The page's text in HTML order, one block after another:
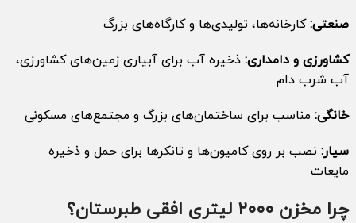
صنعتی:کارخانه‌ها، تولیدی‌ها و کارگاه‌های بزرگ
کشاورزی و دامداری:ذخیره آب برای آبیاری زمین‌های کشاورزی،
آب شرب دام
خانگی:مناسب برای ساختمان‌های بزرگ و مجتمع‌های مسکونی
سیار:نصب بر روی کامیون‌ها و تانکرها برای حمل و ذخیره
مایعات
چرا مخزن ۲۰۰۰ لیتری افقی طبرستان؟